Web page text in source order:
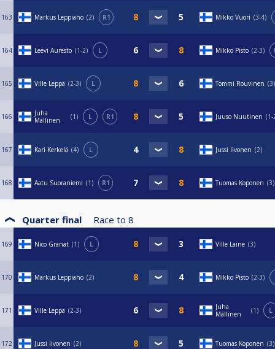
163 Markus Leppiaho 2 R1 Mikko Vuori 3-4
164 Leevi Auresto 1-2 L Mikko Pisto 2-3
165 Ville Leppä 2-3 L Tommi Rouvinen 3
166
Juha
Mällinen
1 L R1 Juuso Nuutinen 1-
167 Kari Kerkelä 4 L Jussi Iivonen 2
168 Aatu Suoraniemi 1 R1 Tuomas Koponen 3
Quarter final Race to 8
169 Nico Granat 1 L Ville Laine 3
170 Markus Leppiaho 2 Mikko Pisto 2-3
171 Ville Leppä 2-3
Juha
Mällinen
1 L
172 Jussi Iivonen 2 Tuomas Koponen 3